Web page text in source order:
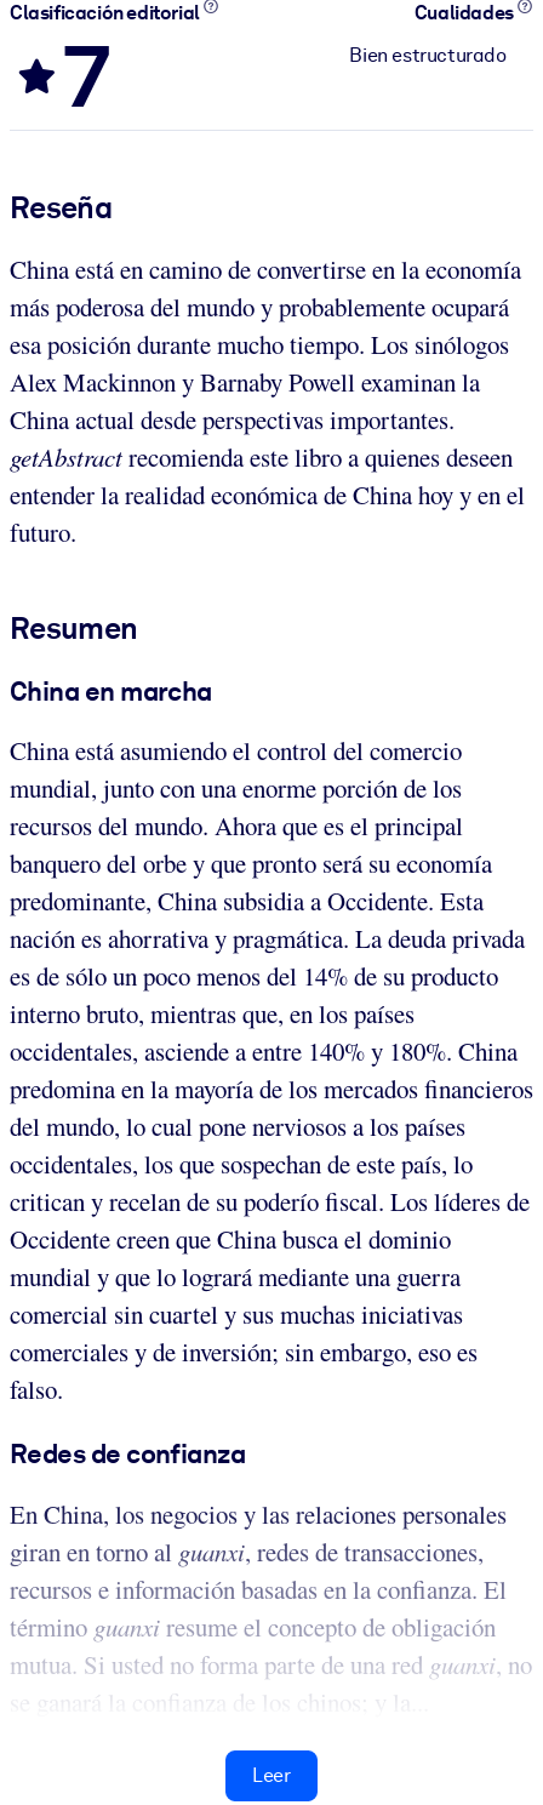
Clasificación editorial
7
Cualidades
Bien estructurado
Reseña
China está en camino de convertirse en la economía
más poderosa del mundo y probablemente ocupará
esa posición durante mucho tiempo. Los sinólogos
Alex Mackinnon y Barnaby Powell examinan la
China actual desde perspectivas importantes.
getAbstractrecomienda este libro a quienes deseen
entender la realidad económica de China hoy y en el
futuro.
Resumen
China en marcha
China está asumiendo el control del comercio
mundial, junto con una enorme porción de los
recursos del mundo. Ahora que es el principal
banquero del orbe y que pronto será su economía
predominante, China subsidia a Occidente. Esta
nación es ahorrativa y pragmática. La deuda privada
es de sólo un poco menos del 14% de su producto
interno bruto, mientras que, en los países
occidentales, asciende a entre 140% y 180%. China
predomina en la mayoría de los mercados financieros
del mundo, lo cual pone nerviosos a los países
occidentales, los que sospechan de este país, lo
critican y recelan de su poderío fiscal. Los líderes de
Occidente creen que China busca el dominio
mundial y que lo logrará mediante una guerra
comercial sin cuartel y sus muchas iniciativas
comerciales y de inversión; sin embargo, eso es
falso.
Redes de confianza
En China, los negocios y las relaciones personales
giran en torno al guanxi, redes de transacciones,
recursos e información basadas en la confianza. El
término guanxiresume el concepto de obligación
mutua. Si usted no forma parte de una red guanxi, no
se ganará la confianza de los chinos; y la...
Leer